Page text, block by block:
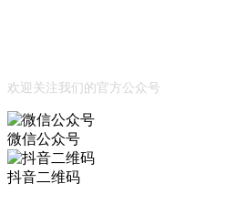
欢迎关注我们的官方公众号
微信公众号
抖音二维码